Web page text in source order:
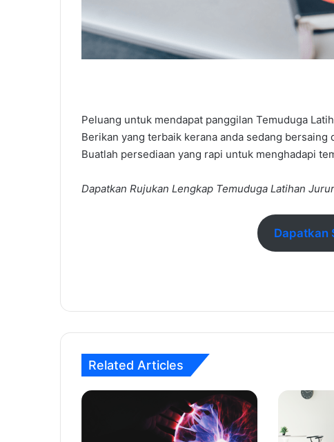
Peluang untuk mendapat panggilan Temuduga
Berikan yang terbaik kerana anda sedang
Buatlah persediaan yang rapi untuk menghadapi
Dapatkan Rujukan Lengkap Temuduga Latihan
Dapatkan
Related Articles